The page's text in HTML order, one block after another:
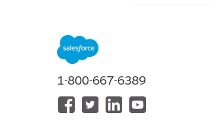
데이터 처리 엔진
데
수가
한하는
1-800-667-6389